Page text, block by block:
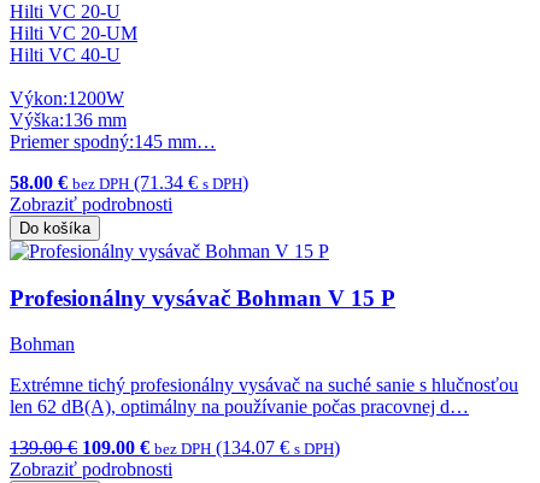
Hilti VC 20-U
Hilti VC 20-UM
Hilti VC 40-U
Výkon:1200W
Výška:136 mm
Priemer spodný:145 mm…
58.00 € bez DPH (71.34 € s DPH)
Zobraziť podrobnosti
Do košíka
Profesionálny vysávač Bohman V 15 P
Bohman
Extrémne tichý profesionálny vysávač na suché sanie s hlučnosťou
len 62 dB(A), optimálny na používanie počas pracovnej d…
139.00 € 109.00 € bez DPH (134.07 € s DPH)
Zobraziť podrobnosti